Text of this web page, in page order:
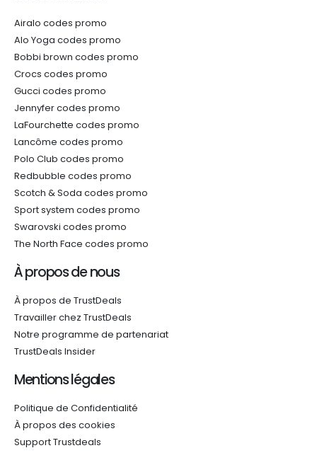
Airalo codes promo
Alo Yoga codes promo
Bobbi brown codes promo
Crocs codes promo
Gucci codes promo
Jennyfer codes promo
LaFourchette codes promo
Lancôme codes promo
Polo Club codes promo
Redbubble codes promo
Scotch & Soda codes promo
Sport system codes promo
Swarovski codes promo
The North Face codes promo
À propos de nous
À propos de TrustDeals
Travailler chez TrustDeals
Notre programme de partenariat
TrustDeals Insider
Mentions légales
Politique de Confidentialité
À propos des cookies
Support Trustdeals